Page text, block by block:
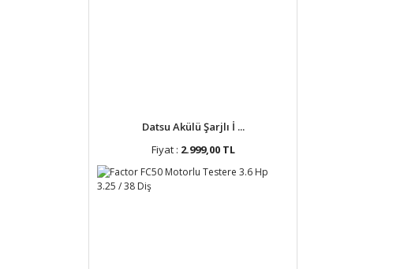
Datsu Akülü Şarjlı İ ...
Fiyat : 2.999,00 TL